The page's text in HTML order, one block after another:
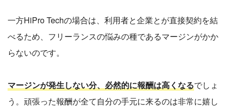
一方HiPro Techの場合は、利用者と企業とが直接契約を結
べるため、フリーランスの悩みの種であるマージンがかか
らないのです。
マージンが発生しない分、必然的に報酬は高くなるでしょ
う。頑張った報酬が全て自分の手元に来るのは非常に嬉し